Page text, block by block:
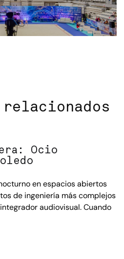
Ocio
en espacios abiertos
de ingeniería más complejos
audiovisual. Cuando